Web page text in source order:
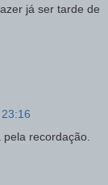
já ser tarde de
recordação.